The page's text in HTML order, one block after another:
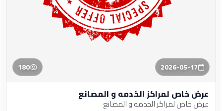
2026-05-17
180
عرض خاص لمراكز الخدمه و المصانع
عرض خاص لمراكز الخدمه و المصانع